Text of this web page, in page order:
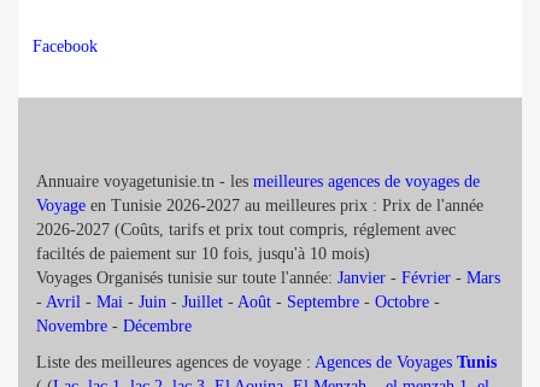
Facebook
Annuaire voyagetunisie.tn - les meilleures agences de voyages de
Voyage en Tunisie 2026-2027 au meilleures prix : Prix de l'année
2026-2027 (Coûts, tarifs et prix tout compris, réglement avec
faciltés de paiement sur 10 fois, jusqu'à 10 mois)
Voyages Organisés tunisie sur toute l'année: Janvier - Février - Mars
- Avril - Mai - Juin - Juillet - Août - Septembre - Octobre -
Novembre - Décembre
Liste des meilleures agences de voyage : Agences de Voyages Tunis